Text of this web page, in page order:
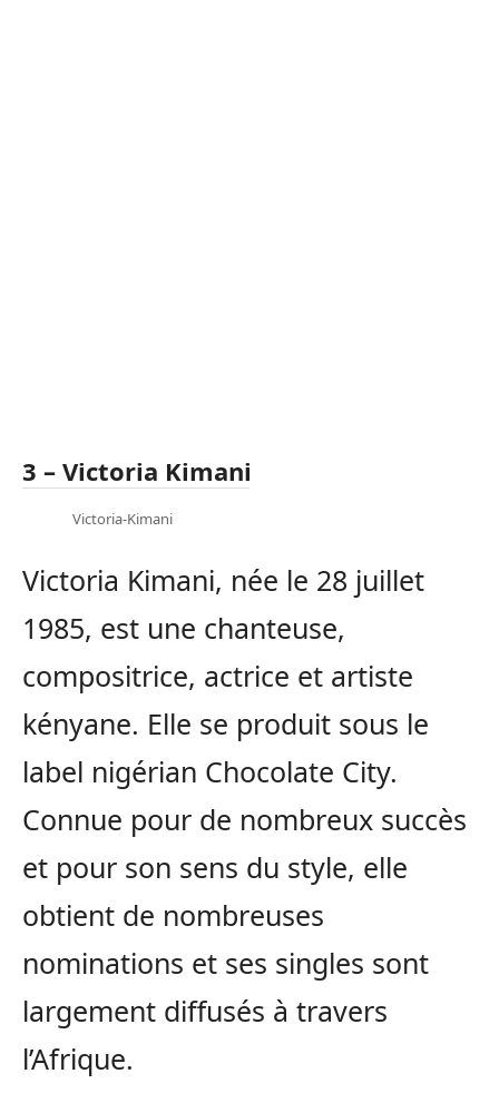
3 – Victoria Kimani
Victoria-Kimani
Victoria Kimani, née le 28 juillet
1985, est une chanteuse,
compositrice, actrice et artiste
kényane. Elle se produit sous le
label nigérian Chocolate City.
Connue pour de nombreux succès
et pour son sens du style, elle
obtient de nombreuses
nominations et ses singles sont
largement diffusés à travers
l’Afrique.